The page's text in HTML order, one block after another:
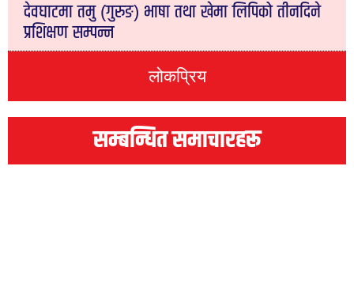
लोकप्रिय
देवघाटमा तमु (गुरुङ) भाषा तथा खेमा लिपिको तीनदिने
प्रशिक्षण सम्पन्न
सम्बन्धित समाचारहरू